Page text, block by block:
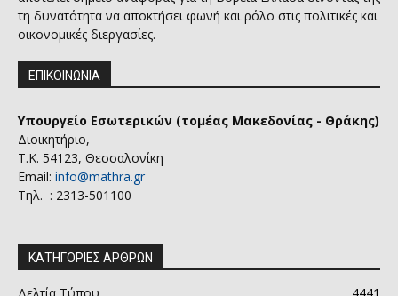
τη δυνατότητα να αποκτήσει φωνή και ρόλο στις πολιτικές και
οικονομικές διεργασίες.
ΕΠΙΚΟΙΝΩΝΙΑ
Υπουργείο Εσωτερικών (τομέας Μακεδονίας - Θράκης)
Διοικητήριο,
Τ.Κ. 54123, Θεσσαλονίκη
Email: info@mathra.gr
Τηλ. : 2313-501100
ΚΑΤΗΓΟΡΙΕΣ ΑΡΘΡΩΝ